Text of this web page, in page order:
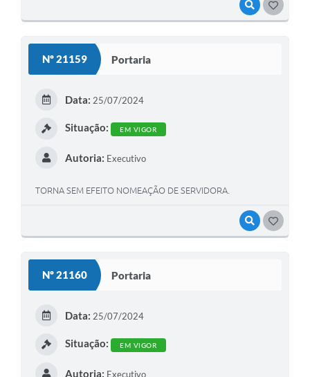
VISUALIZAR
Nº 21159 Portaria
VISUALIZAR
Data: 25/07/2024
Situação: EM VIGOR
Autoria: Executivo
TORNA SEM EFEITO NOMEAÇÃO DE SERVIDORA.
Nº 21160 Portaria
Data: 25/07/2024
Situação: EM VIGOR
Autoria: Executivo